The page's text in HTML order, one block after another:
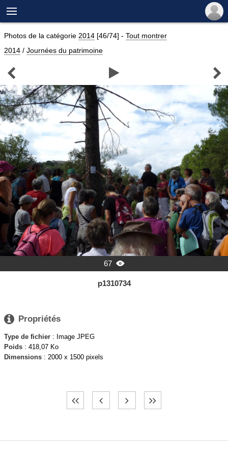

Photos de la catégorie 2014 [46/74] - Tout montrer
2014 / Journées du patrimoine
  
67 
p1310734
 Propriétés
Type de fichier : Image JPEG
Poids : 418,07 Ko
Dimensions : 2000 x 1500 pixels